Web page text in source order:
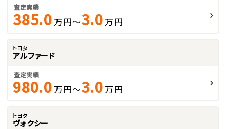
査定実績
385.0 万円～3.0 万円
トヨタ
アルファード
査定実績
980.0 万円～3.0 万円
トヨタ
ヴォクシー